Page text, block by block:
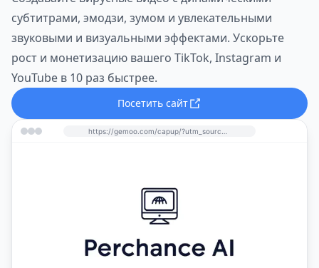
субтитрами, эмодзи, зумом и увлекательными
звуковыми и визуальными эффектами. Ускорьте
рост и монетизацию вашего TikTok, Instagram и
YouTube в 10 раз быстрее.
Посетить сайт